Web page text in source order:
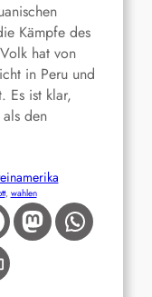
Kämpfe des
hat von
in Peru und
Es ist klar,
den
, wahlen